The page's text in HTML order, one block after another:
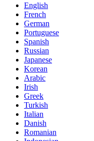
English
French
German
Portuguese
Spanish
Russian
Japanese
Korean
Arabic
Irish
Greek
Turkish
Italian
Danish
Romanian